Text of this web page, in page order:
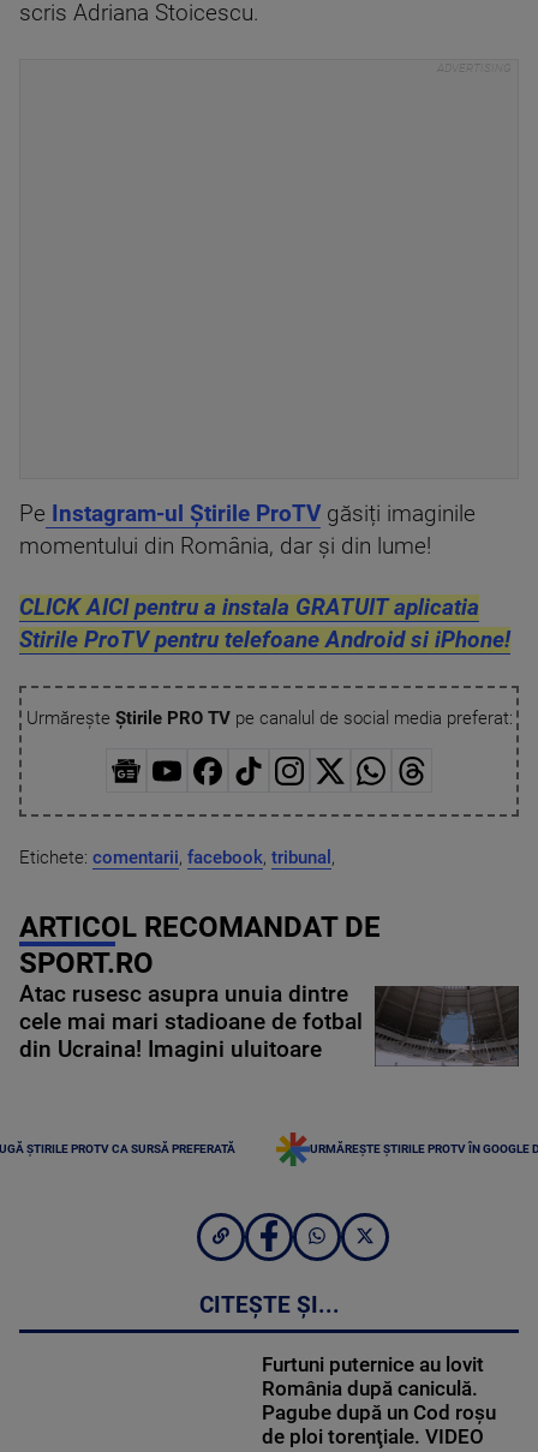
scris Adriana Stoicescu.
Pe Instagram-ul Știrile ProTV găsiți imaginile
momentului din România, dar și din lume!
CLICK AICI pentru a instala GRATUIT aplicatia
Stirile ProTV pentru telefoane Android si iPhone!
Urmărește Știrile PRO TVpe canalul de social media preferat:
Etichete: comentarii, facebook, tribunal ,
ARTICOL RECOMANDAT DE
SPORT.RO
Atac rusesc asupra unuia dintre
cele mai mari stadioane de fotbal
din Ucraina! Imagini uluitoare
ȘTIRILE PROTV CA SURSĂ PREFERATĂ URMĂREȘTE ȘTIRILE PROTV ÎN GOOGLE
CITEȘTE ȘI...
Furtuni puternice au lovit
România după caniculă.
Pagube după un Cod roşu
de ploi torenţiale. VIDEO